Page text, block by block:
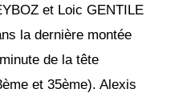
et Loic GENTILE
la dernière montée
de la tête
et 35ème). Alexis